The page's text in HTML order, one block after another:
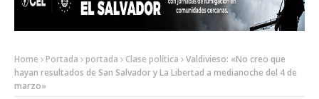
Home Portada portada Clase política
Valdivieso: «No creo que
hayan resultados de San Salvador y La Libertad a medianoche del 4 de
marzo»